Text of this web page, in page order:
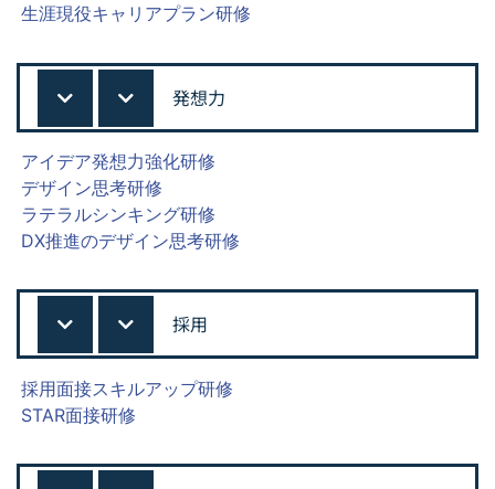
生涯現役キャリアプラン研修
発想力
アイデア発想力強化研修
デザイン思考研修
ラテラルシンキング研修
DX推進のデザイン思考研修
採用
採用面接スキルアップ研修
STAR面接研修